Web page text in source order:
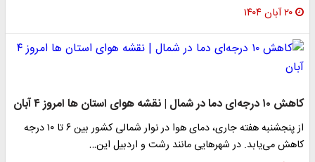
۲۰ آبان ۱۴۰۴
کاهش ۱۰ درجه‌ای دما در شمال | نقشه هوای استان ها امروز ۴ آبان
از پنجشنبه هفته جاری، دمای هوا در نوار شمالی کشور بین ۶ تا ۱۰ درجه
کاهش می‌یابد. در شهرهایی مانند رشت و اردبیل این…